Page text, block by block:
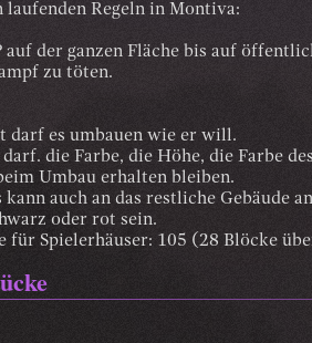
laufenden Regeln in Montiva:
auf der ganzen Fläche bis auf
zu töten.
darf es umbauen wie er will.
die Farbe, die Höhe, die Farbe
Umbau erhalten bleiben.
kann auch an das restliche Gebäude
oder rot sein.
für Spielerhäuser: 105 (28 Blöcke